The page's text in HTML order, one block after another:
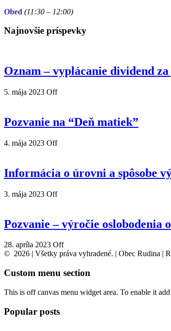
Obed (11:30 – 12:00)
Najnovšie príspevky
Oznam – vyplácanie dividend
5. mája 2023 Off
Pozvanie na “Deň matiek”
4. mája 2023 Off
Informácia o úrovni a spôsobe
3. mája 2023 Off
Pozvanie – výročie oslobodenia
28. apríla 2023 Off
© 2026 | Všetky práva vyhradené. | Obec Rudina |
Custom menu section
This is off canvas menu widget area. To enable it
Popular posts